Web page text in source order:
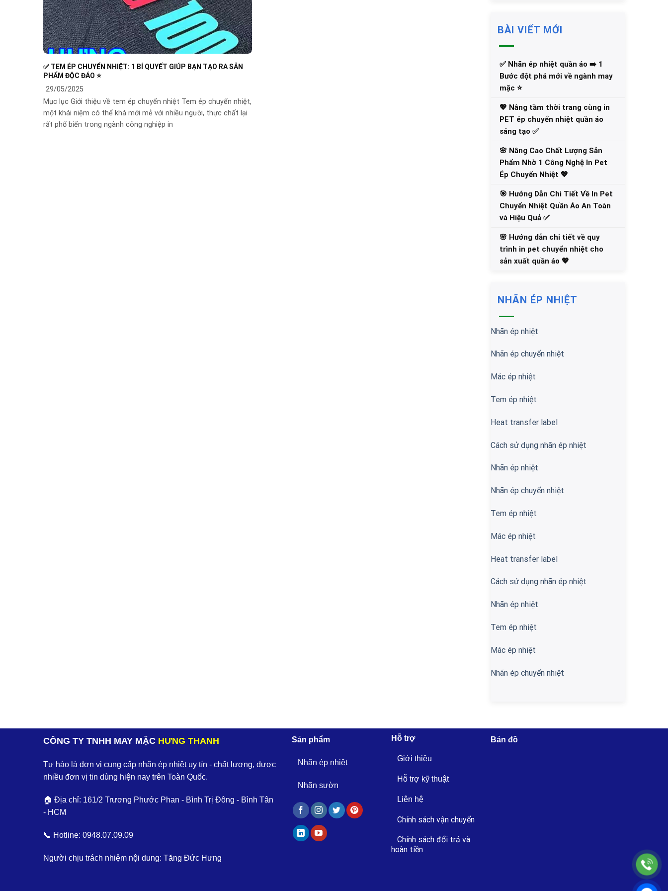
✅ TEM ÉP CHUYỂN NHIỆT: 1 BÍ QUYẾT GIÚP BẠN TẠO RA SẢN
PHẨM ĐỘC ĐÁO ⭐️
29/05/2025
Mục lục Giới thiệu về tem ép chuyển nhiệt Tem ép chuyển nhiệt,
một khái niệm có thể khá mới mẻ với nhiều người, thực chất lại
rất phổ biến trong ngành công nghiệp in
BÀI VIẾT MỚI
✅‪ Nhãn ép nhiệt quần áo ➡️ 1
Bước đột phá mới về ngành may
mặc ⭐️
💖 Nâng tầm thời trang cùng in
PET ép chuyển nhiệt quần áo
sáng tạo ✅
🌸 Nâng Cao Chất Lượng Sản
Phẩm Nhờ 1 Công Nghệ In Pet
Ép Chuyển Nhiệt 💖
🎯 Hướng Dẫn Chi Tiết Về In Pet
Chuyển Nhiệt Quần Áo An Toàn
và Hiệu Quả ✅
🌸 Hướng dẫn chi tiết về quy
trình in pet chuyển nhiệt cho
sản xuất quần áo 💖
NHÃN ÉP NHIỆT
Nhãn ép nhiệt
Nhãn ép chuyển nhiệt
Mác ép nhiệt
Tem ép nhiệt
Heat transfer label
Cách sử dụng nhãn ép nhiệt
Nhãn ép nhiệt
Nhãn ép chuyển nhiệt
Tem ép nhiệt
Mác ép nhiệt
Heat transfer label
Cách sử dụng nhãn ép nhiệt
Nhãn ép nhiệt
Tem ép nhiệt
Mác ép nhiệt
Nhãn ép chuyển nhiệt
CÔNG TY TNHH MAY MẶC HƯNG THANH
Tự hào là đơn vị cung cấp nhãn ép nhiệt uy tín - chất lượng, được
nhiều đơn vị tin dùng hiện nay trên Toàn Quốc.
🏠 Địa chỉ: 161/2 Trương Phước Phan - Bình Trị Đông - Bình Tân
- HCM
📞 Hotline: 0948.07.09.09
Người chịu trách nhiệm nội dung: Tăng Đức Hưng
Sản phẩm
Nhãn ép nhiệt
Nhãn sườn
Hỗ trợ
Giới thiệu
Hỗ trợ kỹ thuật
Liên hệ
Chính sách vận chuyển
Chính sách đổi trả và
hoàn tiền
Bản đồ